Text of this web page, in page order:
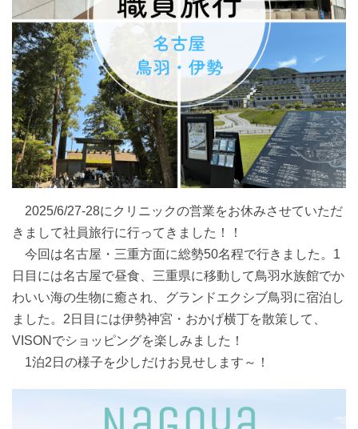
2025/6/27-28にクリニックの営業をお休みさせていただ
きまして社員旅行に行ってきました！！
今回は名古屋・三重方面に総勢50名程で行きました。1
日目には名古屋で昼食、三重県に移動して鳥羽水族館でか
わいい海の生物に癒され、グランドエクシブ鳥羽に宿泊し
ました。2日目には伊勢神宮・おかげ横丁を散策して、
VISONでショッピングを楽しみました！
1泊2日の様子を少しだけお見せします～！